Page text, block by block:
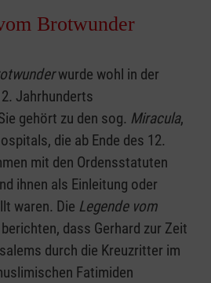
Brotwunder
wurde wohl in der
Jahrhunderts
gehört zu den sog. Miracula,
die ab Ende des 12.
mit den Ordensstatuten
ihnen als Einleitung oder
waren. Die Legende vom
dass Gerhard zur Zeit
durch die Kreuzritter im
Fatimiden